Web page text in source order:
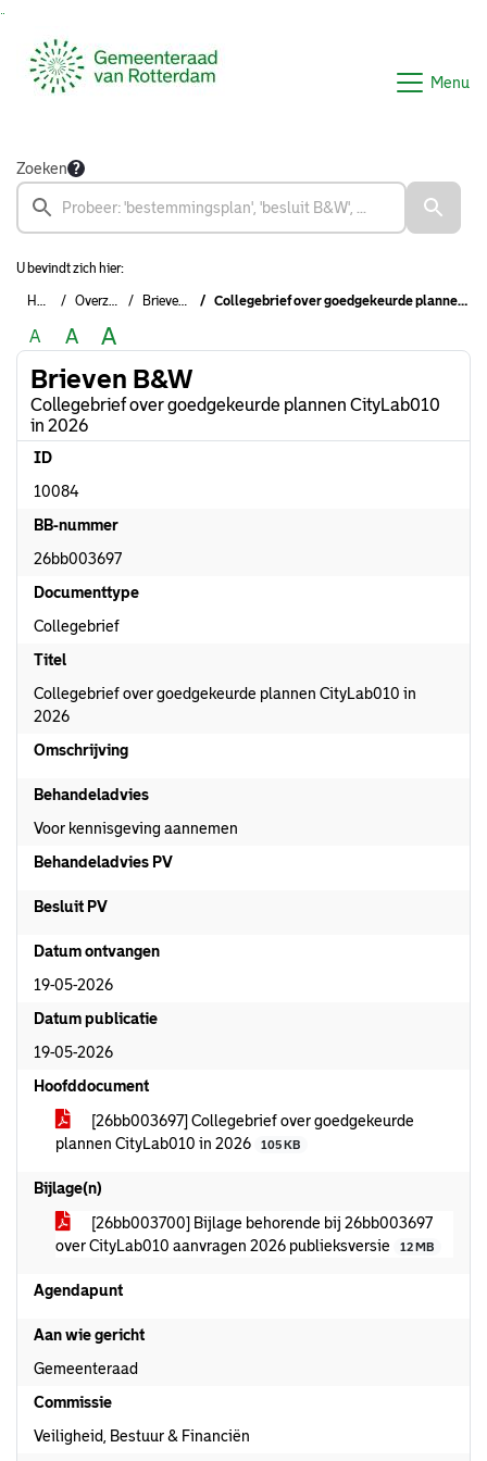
Menu
Zoeken
U bevindt zich hier:
Home Overzichten Brieven B&W Collegebrief over goedgekeurde plannen CityLab010 in 2026
A A A
Brieven B&W
Collegebrief over goedgekeurde plannen CityLab010
in 2026
ID
10084
BB-nummer
26bb003697
Documenttype
Collegebrief
Titel
Collegebrief over goedgekeurde plannen CityLab010 in
2026
Omschrijving
Behandeladvies
Voor kennisgeving aannemen
Behandeladvies PV
Besluit PV
Datum ontvangen
19-05-2026
Datum publicatie
19-05-2026
Hoofddocument
[26bb003697] Collegebrief over goedgekeurde
plannen CityLab010 in 2026
105 KB
Bijlage(n)
[26bb003700] Bijlage behorende bij 26bb003697
over CityLab010 aanvragen 2026 publieksversie
12 MB
Agendapunt
Aan wie gericht
Gemeenteraad
Commissie
Veiligheid, Bestuur & Financiën